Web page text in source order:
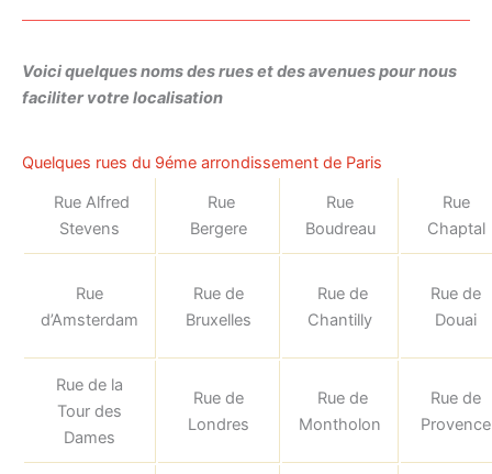
Voici quelques noms des rues et des avenues pour nous
faciliter votre localisation
Quelques rues du 9éme arrondissement de Paris
Rue Alfred
Stevens
Rue
Bergere
Rue
Boudreau
Rue
Chaptal
Rue
d’Amsterdam
Rue de
Bruxelles
Rue de
Chantilly
Rue de
Douai
Rue de la
Tour des
Dames
Rue de
Londres
Rue de
Montholon
Rue de
Provence